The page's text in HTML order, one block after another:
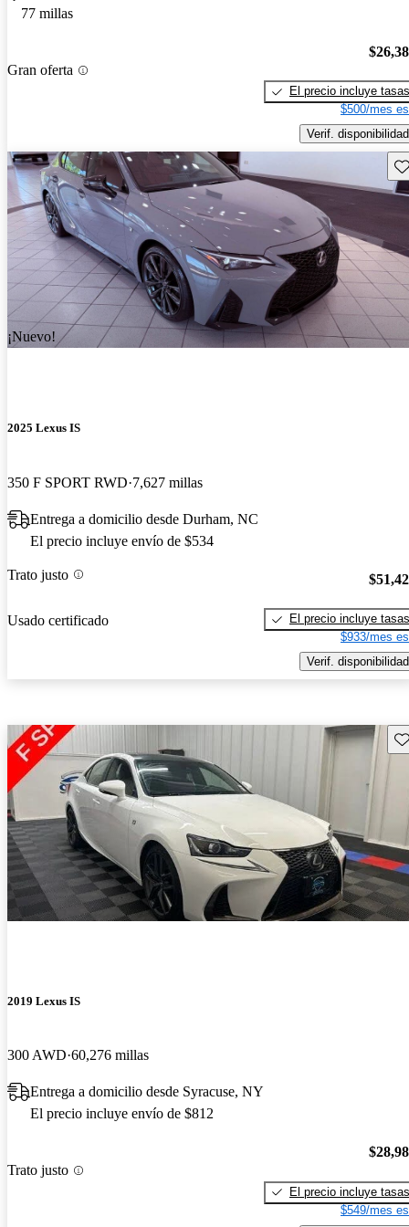
77 millas
Gran oferta
El precio incluye tasas
$500/mes
Verif. disponibilidad
¡Nuevo!
2025 Lexus IS
350 F SPORT RWD 7,627 millas
Entrega a domicilio desde Durham, NC
El precio incluye envío de $534
Trato justo
Usado certificado
El precio incluye tasas
$933/mes
Verif. disponibilidad
2019 Lexus IS
300 AWD 60,276 millas
Entrega a domicilio desde Syracuse, NY
El precio incluye envío de $812
Trato justo
El precio incluye tasas
$549/mes